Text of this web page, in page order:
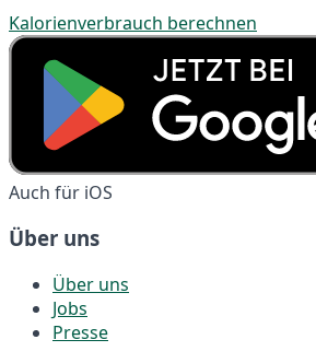
Kalorienverbrauch berechnen
Auch für iOS
Über uns
Über uns
Jobs
Presse